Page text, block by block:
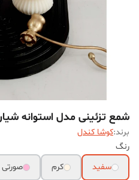
شمع تزئینی مدل استوانه
برند:کوشا کندل
رنگ
سفید
کرم صورتی